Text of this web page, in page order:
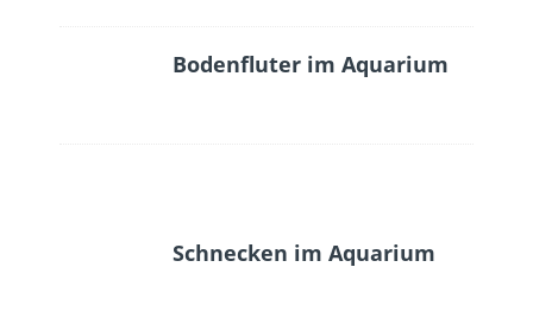
Bodenfluter im Aquarium
Schnecken im Aquarium